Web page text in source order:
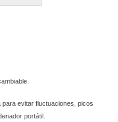
evitar fluctuaciones, picos
portátil.